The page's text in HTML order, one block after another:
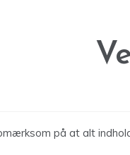
på at alt